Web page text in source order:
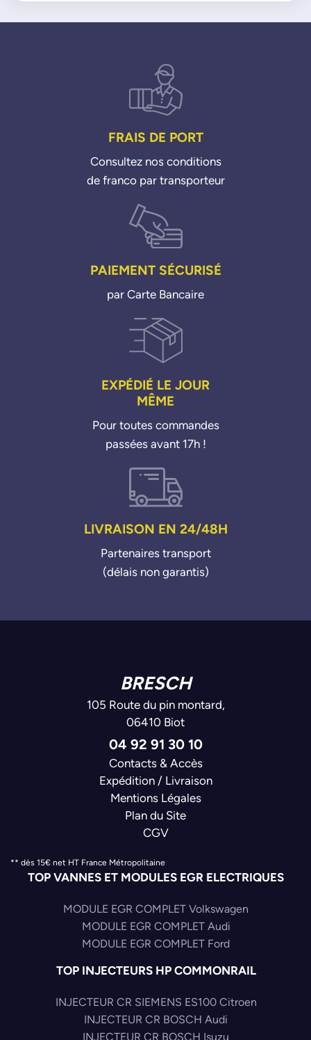
FRAIS DE PORT
Consultez nos conditions
de franco par transporteur
PAIEMENT SÉCURISÉ
par Carte Bancaire
EXPÉDIÉ LE JOUR
MÊME
Pour toutes commandes
passées avant 17h !
LIVRAISON EN 24/48H
Partenaires transport
(délais non garantis)
BRESCH
105 Route du pin montard,
06410 Biot
04 92 91 30 10
Contacts & Accès
Expédition / Livraison
Mentions Légales
Plan du Site
CGV
** dès 15€ net HT France Métropolitaine
TOP VANNES ET MODULES EGR ELECTRIQUES
MODULE EGR COMPLET Volkswagen
MODULE EGR COMPLET Audi
MODULE EGR COMPLET Ford
TOP INJECTEURS HP COMMONRAIL
INJECTEUR CR SIEMENS ES100 Citroen
INJECTEUR CR BOSCH Audi
INJECTEUR CR BOSCH Isuzu